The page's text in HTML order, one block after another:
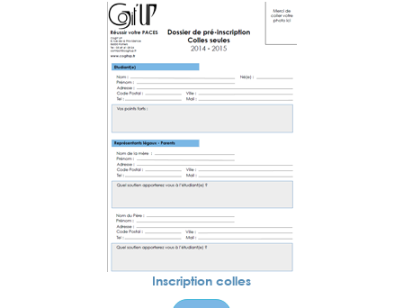
Inscription colles